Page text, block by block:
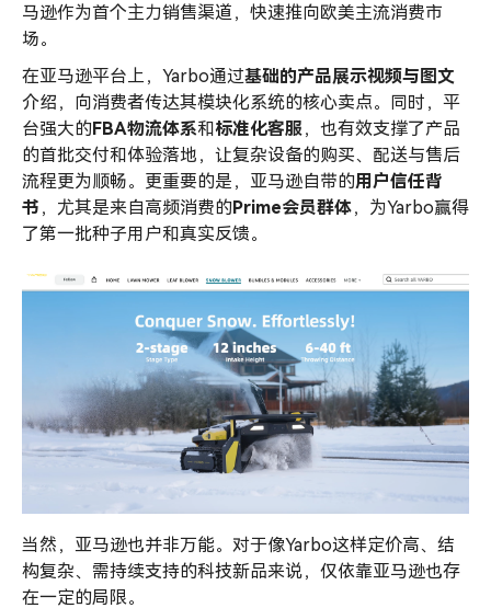
马逊作为首个主力销售渠道，快速推向欧美主流消费市
场。
在亚马逊平台上，Yarbo通过基础的产品展示视频与图文
介绍，向消费者传达其模块化系统的核心卖点。同时，平
台强大的FBA物流体系和标准化客服，也有效支撑了产品
的首批交付和体验落地，让复杂设备的购买、配送与售后
流程更为顺畅。更重要的是，亚马逊自带的用户信任背
书 ，尤其是来自高频消费的Prime会员群体，为Yarbo赢得
了第一批种子用户和真实反馈。
当然，亚马逊也并非万能。对于像Yarbo这样定价高、结
构复杂、需持续支持的科技新品来说，仅依靠亚马逊也存
在一定的局限。